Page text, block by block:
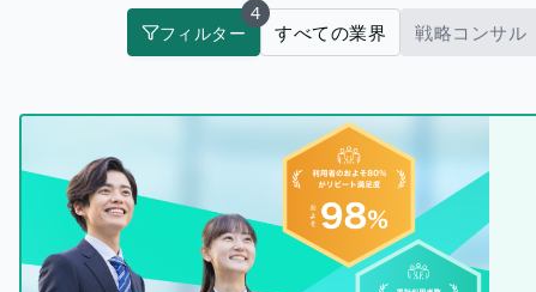
フィルター
4
すべての業界 戦略コンサル